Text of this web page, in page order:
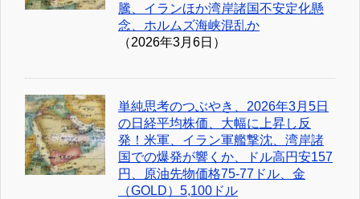
騰、イランほか湾岸諸国不安定化懸
念、ホルムズ海峡混乱か
（2026年3月6日）
単純思考のつぶやき、2026年3月5日
の日経平均株価、大幅に上昇し反
発！米軍、イラン軍艦撃沈、湾岸諸
国での爆発が響くか、ドル高円安157
円、原油先物価格75-77ドル、金
（GOLD）5,100ドル